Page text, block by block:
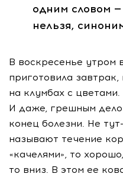
одним словом
нельзя,
В воскресенье утром
приготовила
на клумбах с
И даже, грешным
конец болезни. Не
называют течение
«качелями», то
то вниз. В этом ее